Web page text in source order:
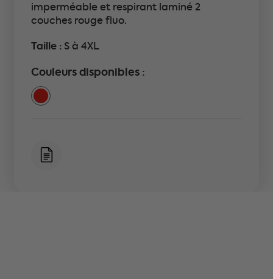
imperméable et respirant laminé 2
couches rouge fluo.
Taille :S à 4XL
Couleurs disponibles :